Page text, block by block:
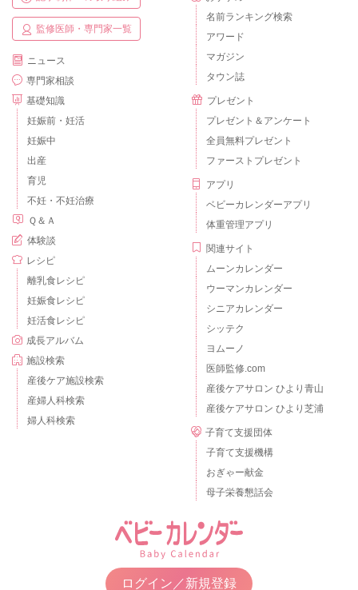
監修医師・専門家一覧
ニュース
専門家相談
基礎知識
妊娠前・妊活
妊娠中
出産
育児
不妊・不妊治療
Ｑ＆Ａ
体験談
レシピ
離乳食レシピ
妊娠食レシピ
妊活食レシピ
成長アルバム
施設検索
産後ケア施設検索
産婦人科検索
婦人科検索
名前ランキング検索
アワード
マガジン
タウン誌
プレゼント
プレゼント＆アンケート
全員無料プレゼント
ファーストプレゼント
アプリ
ベビーカレンダーアプリ
体重管理アプリ
関連サイト
ムーンカレンダー
ウーマンカレンダー
シニアカレンダー
シッテク
ヨムーノ
医師監修.com
産後ケアサロン ひより青山
産後ケアサロン ひより芝浦
子育て支援団体
子育て支援機構
おぎゃー献金
母子栄養懇話会
ログイン／新規登録